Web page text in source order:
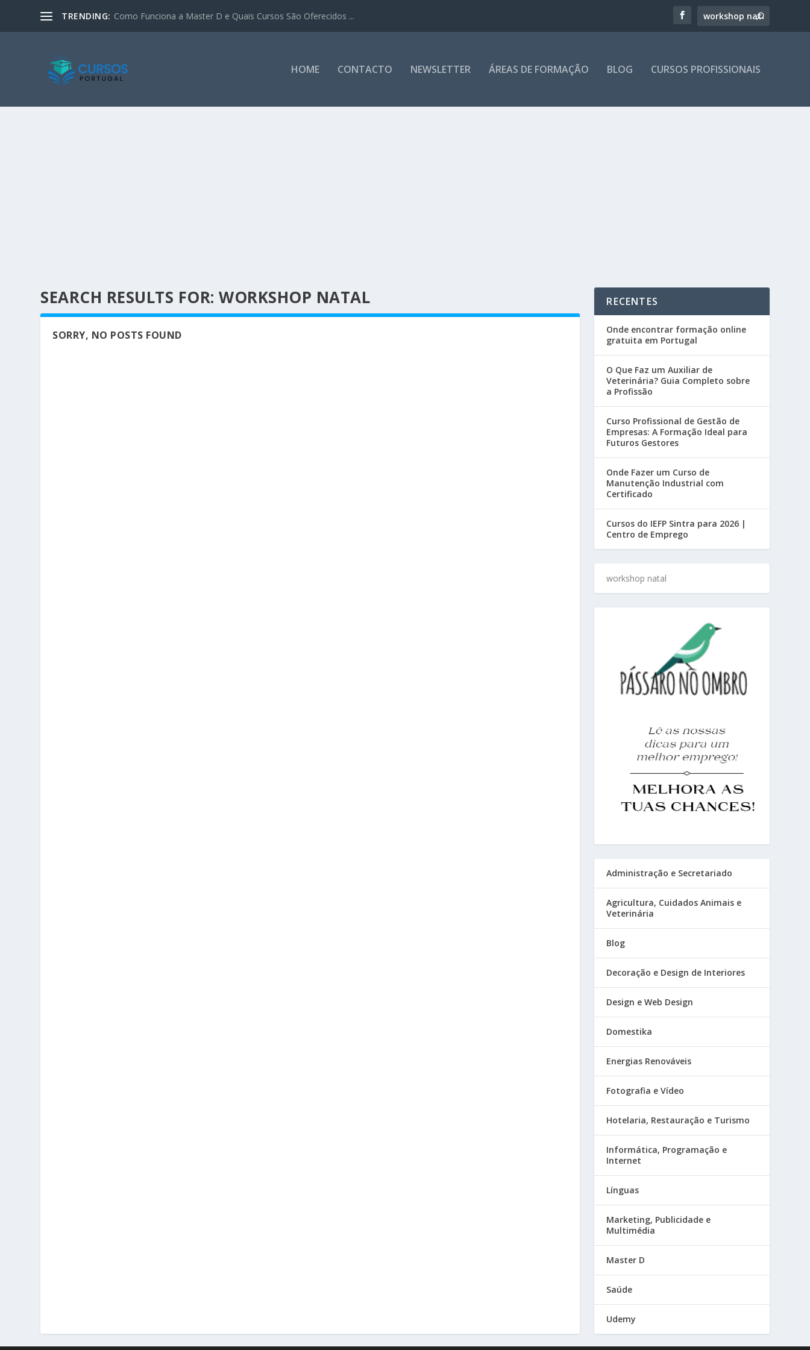
TRENDING: Como Funciona a Master D e Quais Cursos São Oferecidos ...
HOME CONTACTO NEWSLETTER ÁREAS DE FORMAÇÃO BLOG CURSOS PROFISSIONAIS
SEARCH RESULTS FOR: WORKSHOP NATAL
SORRY, NO POSTS FOUND
RECENTES
Onde encontrar formação online
gratuita em Portugal
O Que Faz um Auxiliar de
Veterinária? Guia Completo sobre
a Profissão
Curso Profissional de Gestão de
Empresas: A Formação Ideal para
Futuros Gestores
Onde Fazer um Curso de
Manutenção Industrial com
Certificado
Cursos do IEFP Sintra para 2026 |
Centro de Emprego
Administração e Secretariado
Agricultura, Cuidados Animais e
Veterinária
Blog
Decoração e Design de Interiores
Design e Web Design
Domestika
Energias Renováveis
Fotografia e Vídeo
Hotelaria, Restauração e Turismo
Informática, Programação e
Internet
Línguas
Marketing, Publicidade e
Multimédia
Master D
Saúde
Udemy